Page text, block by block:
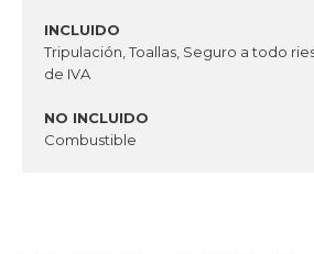
INCLUIDO
Tripulación, Toallas, Seguro a todo
de IVA
NO INCLUIDO
Combustible